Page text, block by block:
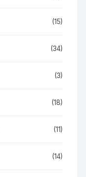
(15)
(34)
(3)
(18)
(11)
(14)